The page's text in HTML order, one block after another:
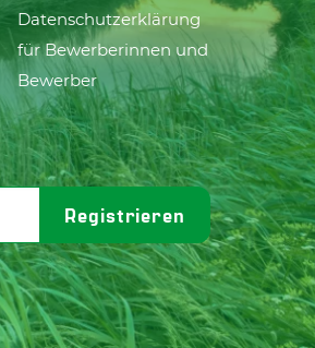
Datenschutzerklärung
für Bewerberinnen und
Bewerber
Registrieren